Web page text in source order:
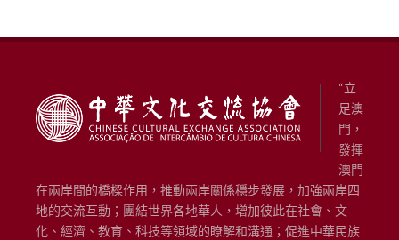
“立
足澳
門，
發揮
澳門
在兩岸間的橋樑作用，推動兩岸關係穩步發展，加強兩岸四
地的交流互動；團結世界各地華人，增加彼此在社會、文
化、經濟、教育、科技等領域的瞭解和溝通；促進中華民族